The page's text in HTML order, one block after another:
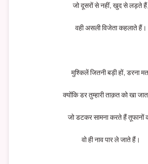
जो दूसरों से नहीं, खुद से लड़ते हैं,
वही असली विजेता कहलाते हैं।
मुश्किलें जितनी बड़ी हों, डरना
क्योंकि डर तुम्हारी ताक़त को खा
जो डटकर सामना करते हैं तूफानों
वो ही नाव पार ले जाते हैं।